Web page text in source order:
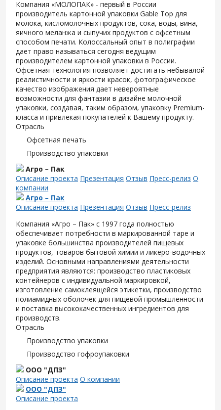
Компания «МОЛОПАК» - первый в России
производитель картонной упаковки Gable Top для
молока, кисломолочных продуктов, сока, воды, вина,
яичного меланжа и сыпучих продуктов с офсетным
способом печати. Колоссальный опыт в полиграфии
дает право называться сегодня ведущим
производителем картонной упаковки в России.
Офсетная технология позволяет достигать небывалой
реалистичности и яркости красок, фотографическое
качество изображения дает невероятные
возможности для фантазии в дизайне молочной
упаковки, создавая, таким образом, упаковку Premium-
класса и привлекая покупателей к Вашему продукту.
Отрасль
Офсетная печать
Производство упаковки
Агро – Пак
Описание проекта Презентация Отзыв Пресс-релиз О
компании
Агро – Пак
Описание проекта Презентация Отзыв Пресс-релиз
Компания «Агро – Пак» с 1997 года полностью
обеспечивает потребности в маркированной таре и
упаковке большинства производителей пищевых
продуктов, товаров бытовой химии и ликеро-водочных
изделий. Основными направлениями деятельности
предприятия являются: производство пластиковых
контейнеров с индивидуальной маркировкой,
изготовление самоклеящейся этикетки, производство
полиамидных оболочек для пищевой промышленности
и поставка высококачественных ингредиентов для
производств.
Отрасль
Производство упаковки
Производство гофроупаковки
ООО "ДПЗ"
Описание проекта О компании
ООО "ДПЗ"
Описание проекта